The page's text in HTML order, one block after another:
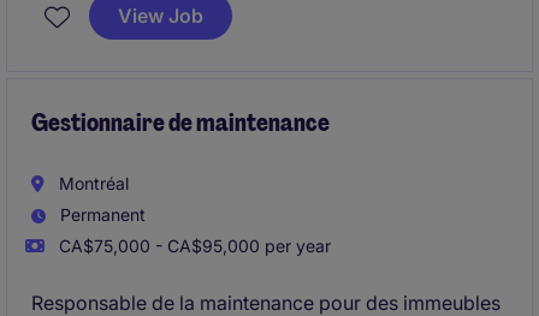
jouerez un rôle clé dans la coordination des équipes
View Job
Gestionnaire de maintenance
Montréal
Permanent
CA$75,000 - CA$95,000 per year
Responsable de la maintenance pour des immeubles